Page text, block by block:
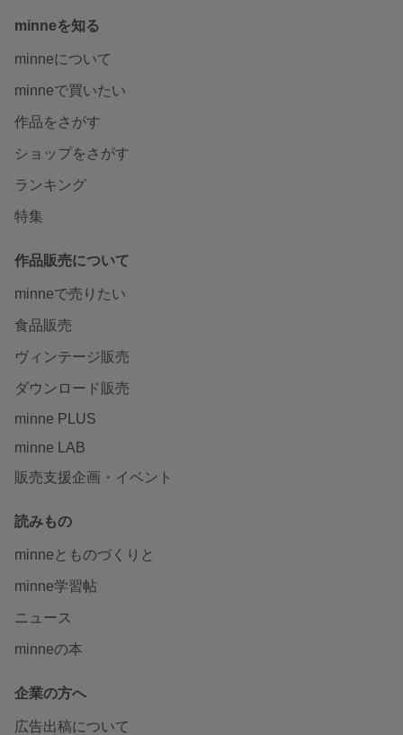
minneを知る
minneについて
minneで買いたい
作品をさがす
ショップをさがす
ランキング
特集
作品販売について
minneで売りたい
食品販売
ヴィンテージ販売
ダウンロード販売
minne PLUS
minne LAB
販売支援企画・イベント
読みもの
minneとものづくりと
minne学習帖
ニュース
minneの本
企業の方へ
広告出稿について